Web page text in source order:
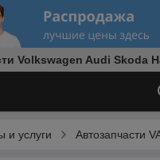
Volkswagen Audi Skoda
и услуги Автозапчасти